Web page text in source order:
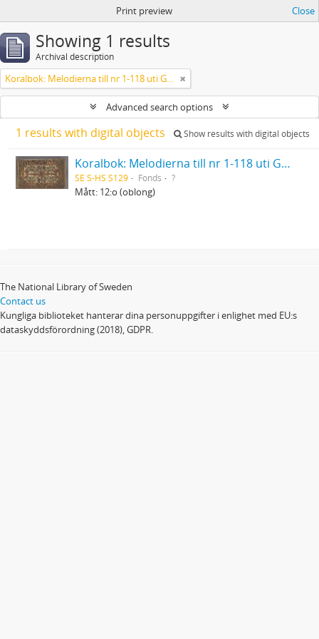
Print preview Close
Showing 1 results
Archival description
Koralbok: Melodierna till nr 1-118 uti Gamla Psalmboken, enstämmigt satta
Advanced search options
1 results with digital objects Show results with digital objects
Koralbok: Melodierna till nr 1-118 uti Gamla Psalmboken, enstämmigt satta
SE S-HS S129 Fonds ?
Mått: 12:o (oblong)
The National Library of Sweden
Contact us
Kungliga biblioteket hanterar dina personuppgifter i enlighet med EU:s
dataskyddsförordning (2018), GDPR.